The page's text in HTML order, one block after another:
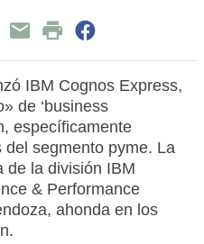
IBM Cognos Express,
de ‘business
específicamente
segmento pyme. La
de la división IBM
& Performance
ahonda en los